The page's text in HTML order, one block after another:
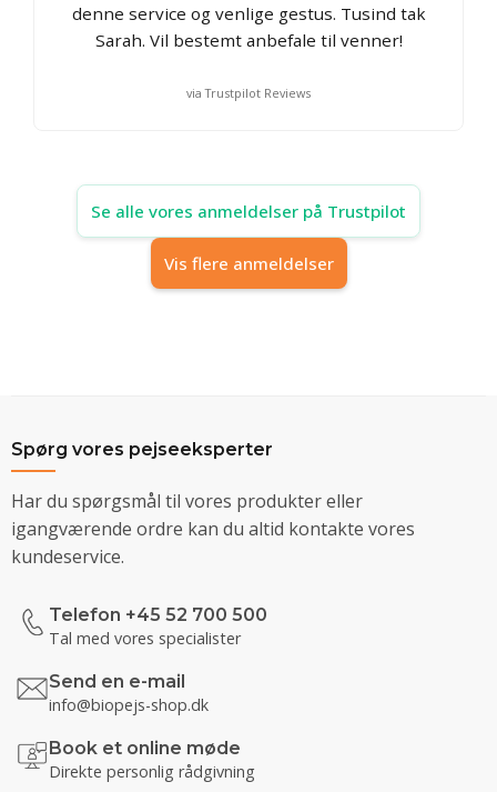
denne service og venlige gestus. Tusind tak
Sarah. Vil bestemt anbefale til venner!
via Trustpilot Reviews
Se alle vores anmeldelser på Trustpilot
Vis flere anmeldelser
Spørg vores pejseeksperter
Har du spørgsmål til vores produkter eller
igangværende ordre kan du altid kontakte vores
kundeservice.
Telefon +45 52 700 500
Tal med vores specialister
Send en e-mail
info@biopejs-shop.dk
Book et online møde
Direkte personlig rådgivning